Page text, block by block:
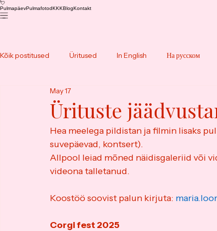
💘
PulmapäevPulmafotodKKKBlogKontakt
Kõik postitused Üritused In English На русском
Ürituste
May 17
Hea meelega pildistan ja filmin lisaks
suvepäevad, kontsert).
Allpool leiad mõned näidisgaleriid või
videona talletanud.
Koostöö soovist palun kirjuta:
Corgi fest 2025